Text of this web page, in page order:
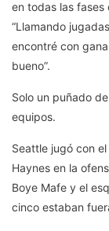
en todas las fases
“Llamando
encontré con
bueno”.
Solo un puñado
equipos.
Seattle jugó con
Haynes en la
Boye Mafe y el
cinco estaban